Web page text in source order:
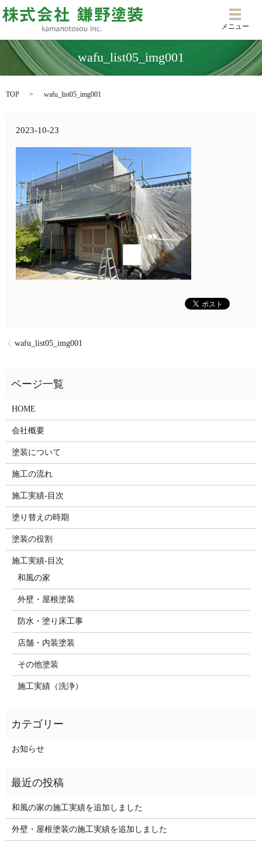
メニ
メニュー
wafu_list05_img001
TOP wafu_list05_img001
2023-10-23
wafu_list05_img001
HOME
会社概要
塗装について
施工の流れ
施工実績-目次
塗り替えの時期
塗装の役割
施工実績-目次
和風の家
外壁・屋根塗装
防水・塗り床工事
店舗・内装塗装
その他塗装
施工実績（洗浄）
お知らせ
和風の家の施工実績を追加しました
外壁・屋根塗装の施工実績を追加しました